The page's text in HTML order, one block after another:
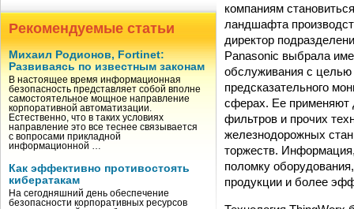
Рекомендуемые статьи
Михаил Родионов, Fortinet:
Развиваясь по известным законам
В настоящее время информационная
безопасность представляет собой вполне
самостоятельное мощное направление
корпоративной автоматизации.
Естественно, что в таких условиях
направление это все теснее связывается
с вопросами прикладной
информационной …
Как эффективно противостоять
кибератакам
На сегодняшний день обеспечение
безопасности корпоративных ресурсов
компаниям
ландшафта
директор
Panasonic выбрала
обслуживания с целью
предсказательного
сферах. Ее применяют
фильтров и прочих
железнодорожных
торжеств.
поломку
продукции и более